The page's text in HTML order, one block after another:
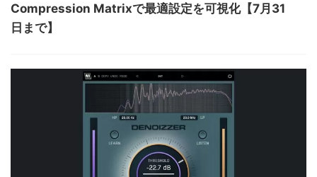
Compression Matrixで最適設定を可視化【7月31
日まで】